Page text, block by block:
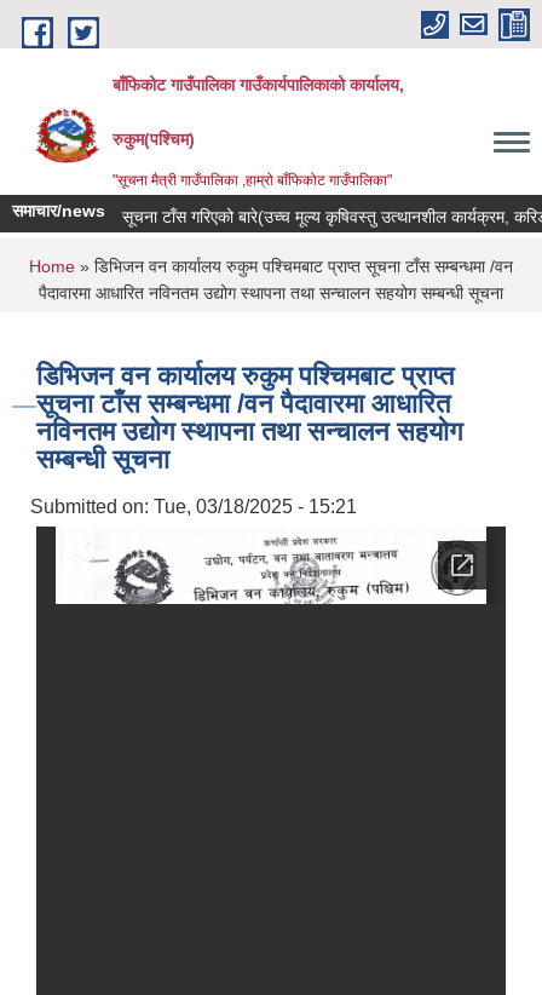
Skip to main content
बाँफिकोट गाउँपालिका गाउँकार्यपालिकाको कार्यालय,
रुकुम(पश्चिम)
"सूचना मैत्री गाउँपालिका ,हाम्रो बाँफिकोट गाउँपालिका"
समाचार/newsसूचना टाँस गरिएको बारे(उच्च मूल्य कृषिवस्तु उत्थानशील कार्यक्रम, करिडोर
You are here
Home » डिभिजन वन कार्यालय रुकुम पश्चिमबाट प्राप्त सूचना टाँस सम्बन्धमा /वन
पैदावारमा आधारित नविनतम उद्योग स्थापना तथा सन्चालन सहयोग सम्बन्धी सूचना
डिभिजन वन कार्यालय रुकुम पश्चिमबाट प्राप्त
सूचना टाँस सम्बन्धमा /वन पैदावारमा आधारित
नविनतम उद्योग स्थापना तथा सन्चालन सहयोग
सम्बन्धी सूचना
Submitted on: Tue, 03/18/2025 - 15:21